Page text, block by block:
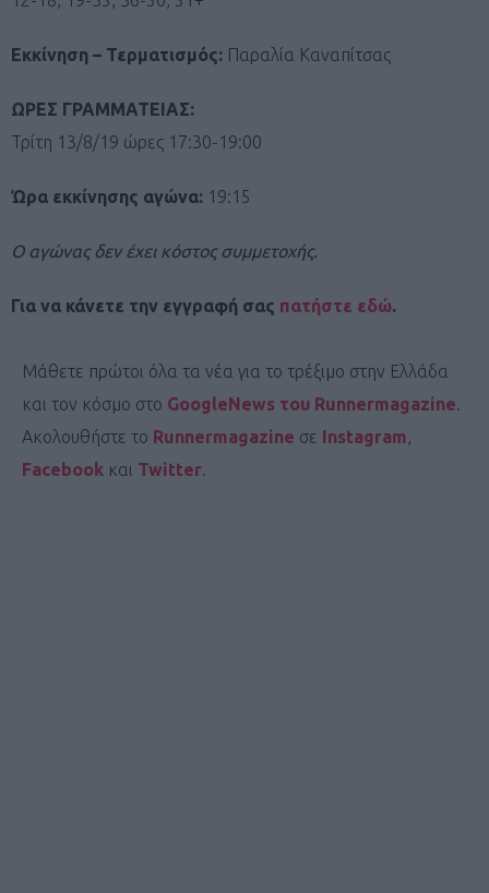
Εκκίνηση – Τερματισμός: Παραλία Καναπίτσας
ΩΡΕΣ ΓΡΑΜΜΑΤΕΙΑΣ:
Τρίτη 13/8/19 ώρες 17:30-19:00
Ώρα εκκίνησης αγώνα: 19:15
Ο αγώνας δεν έχει κόστος συμμετοχής.
Για να κάνετε την εγγραφή σας πατήστε εδώ.
Μάθετε πρώτοι όλα τα νέα για το τρέξιμο στην Ελλάδα
και τον κόσμο στο GoogleNews του Runnermagazine.
Ακολουθήστε το Runnermagazine σε Instagram,
Facebook και Twitter.